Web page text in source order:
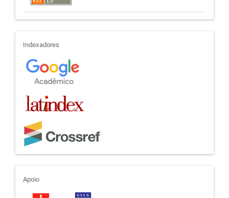
indexadores
Indexadores
apoio
Apoio